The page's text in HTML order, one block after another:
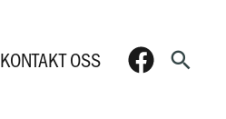
KONTAKT OSS Søk